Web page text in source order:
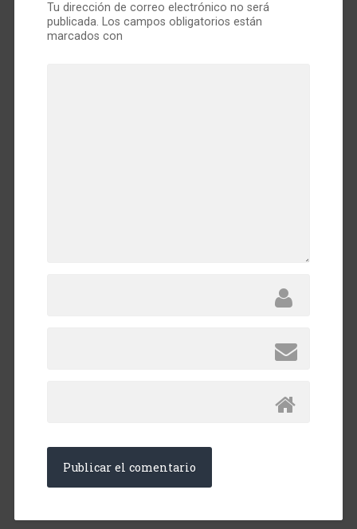
Tu dirección de correo electrónico no será
publicada. Los campos obligatorios están
marcados con